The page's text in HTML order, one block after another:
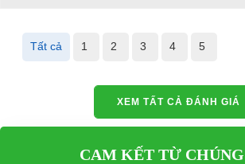
Tất cả 1 2 3 4 5
XEM TẤT CẢ ĐÁNH GIÁ
CAM KẾT TỪ